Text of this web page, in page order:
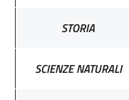
STORIA
SCIENZE NATURALI